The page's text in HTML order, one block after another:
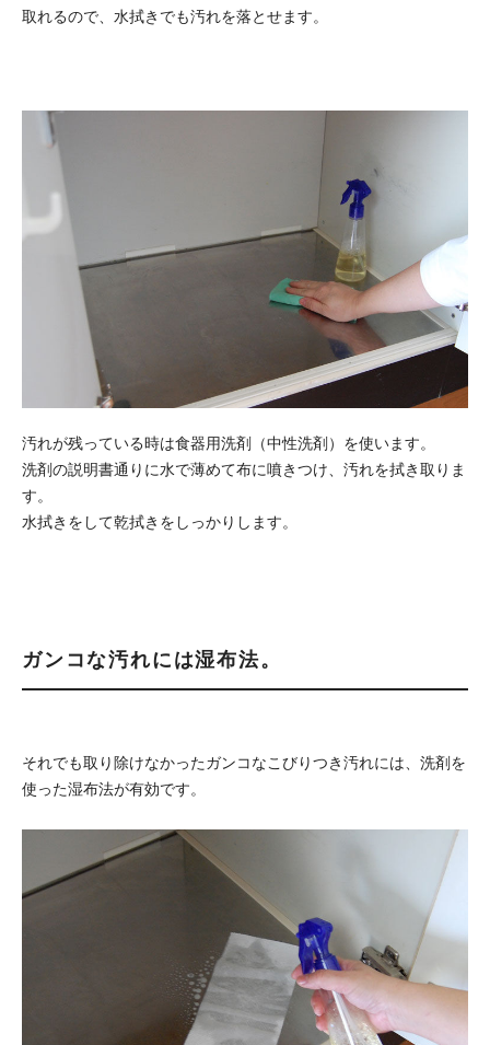
取れるので、水拭きでも汚れを落とせます。
汚れが残っている時は食器用洗剤（中性洗剤）を使います。
洗剤の説明書通りに水で薄めて布に噴きつけ、汚れを拭き取りま
す。
水拭きをして乾拭きをしっかりします。
ガンコな汚れには湿布法。
それでも取り除けなかったガンコなこびりつき汚れには、洗剤を
使った湿布法が有効です。